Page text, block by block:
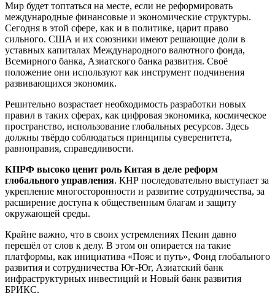
Мир будет топтаться на месте, если не реформировать
международные финансовые и экономические структуры.
Сегодня в этой сфере, как и в политике, царит право
сильного. США и их союзники имеют решающие доли в
уставных капиталах Международного валютного фонда,
Всемирного банка, Азиатского банка развития. Своё
положение они используют как инструмент подчинения
развивающихся экономик.
Решительно возрастает необходимость разработки новых
правил в таких сферах, как цифровая экономика, космическое
пространство, использование глобальных ресурсов. Здесь
должны твёрдо соблюдаться принципы суверенитета,
равноправия, справедливости.
КПРФ высоко ценит роль Китая в деле реформ
глобального управления. КНР последовательно выступает за
укрепление многосторонности и развитие сотрудничества, за
расширение доступа к общественным благам и защиту
окружающей среды.
Крайне важно, что в своих устремлениях Пекин давно
перешёл от слов к делу. В этом он опирается на такие
платформы, как инициатива «Пояс и путь», Фонд глобального
развития и сотрудничества Юг-Юг, Азиатский банк
инфраструктурных инвестиций и Новый банк развития
БРИКС.